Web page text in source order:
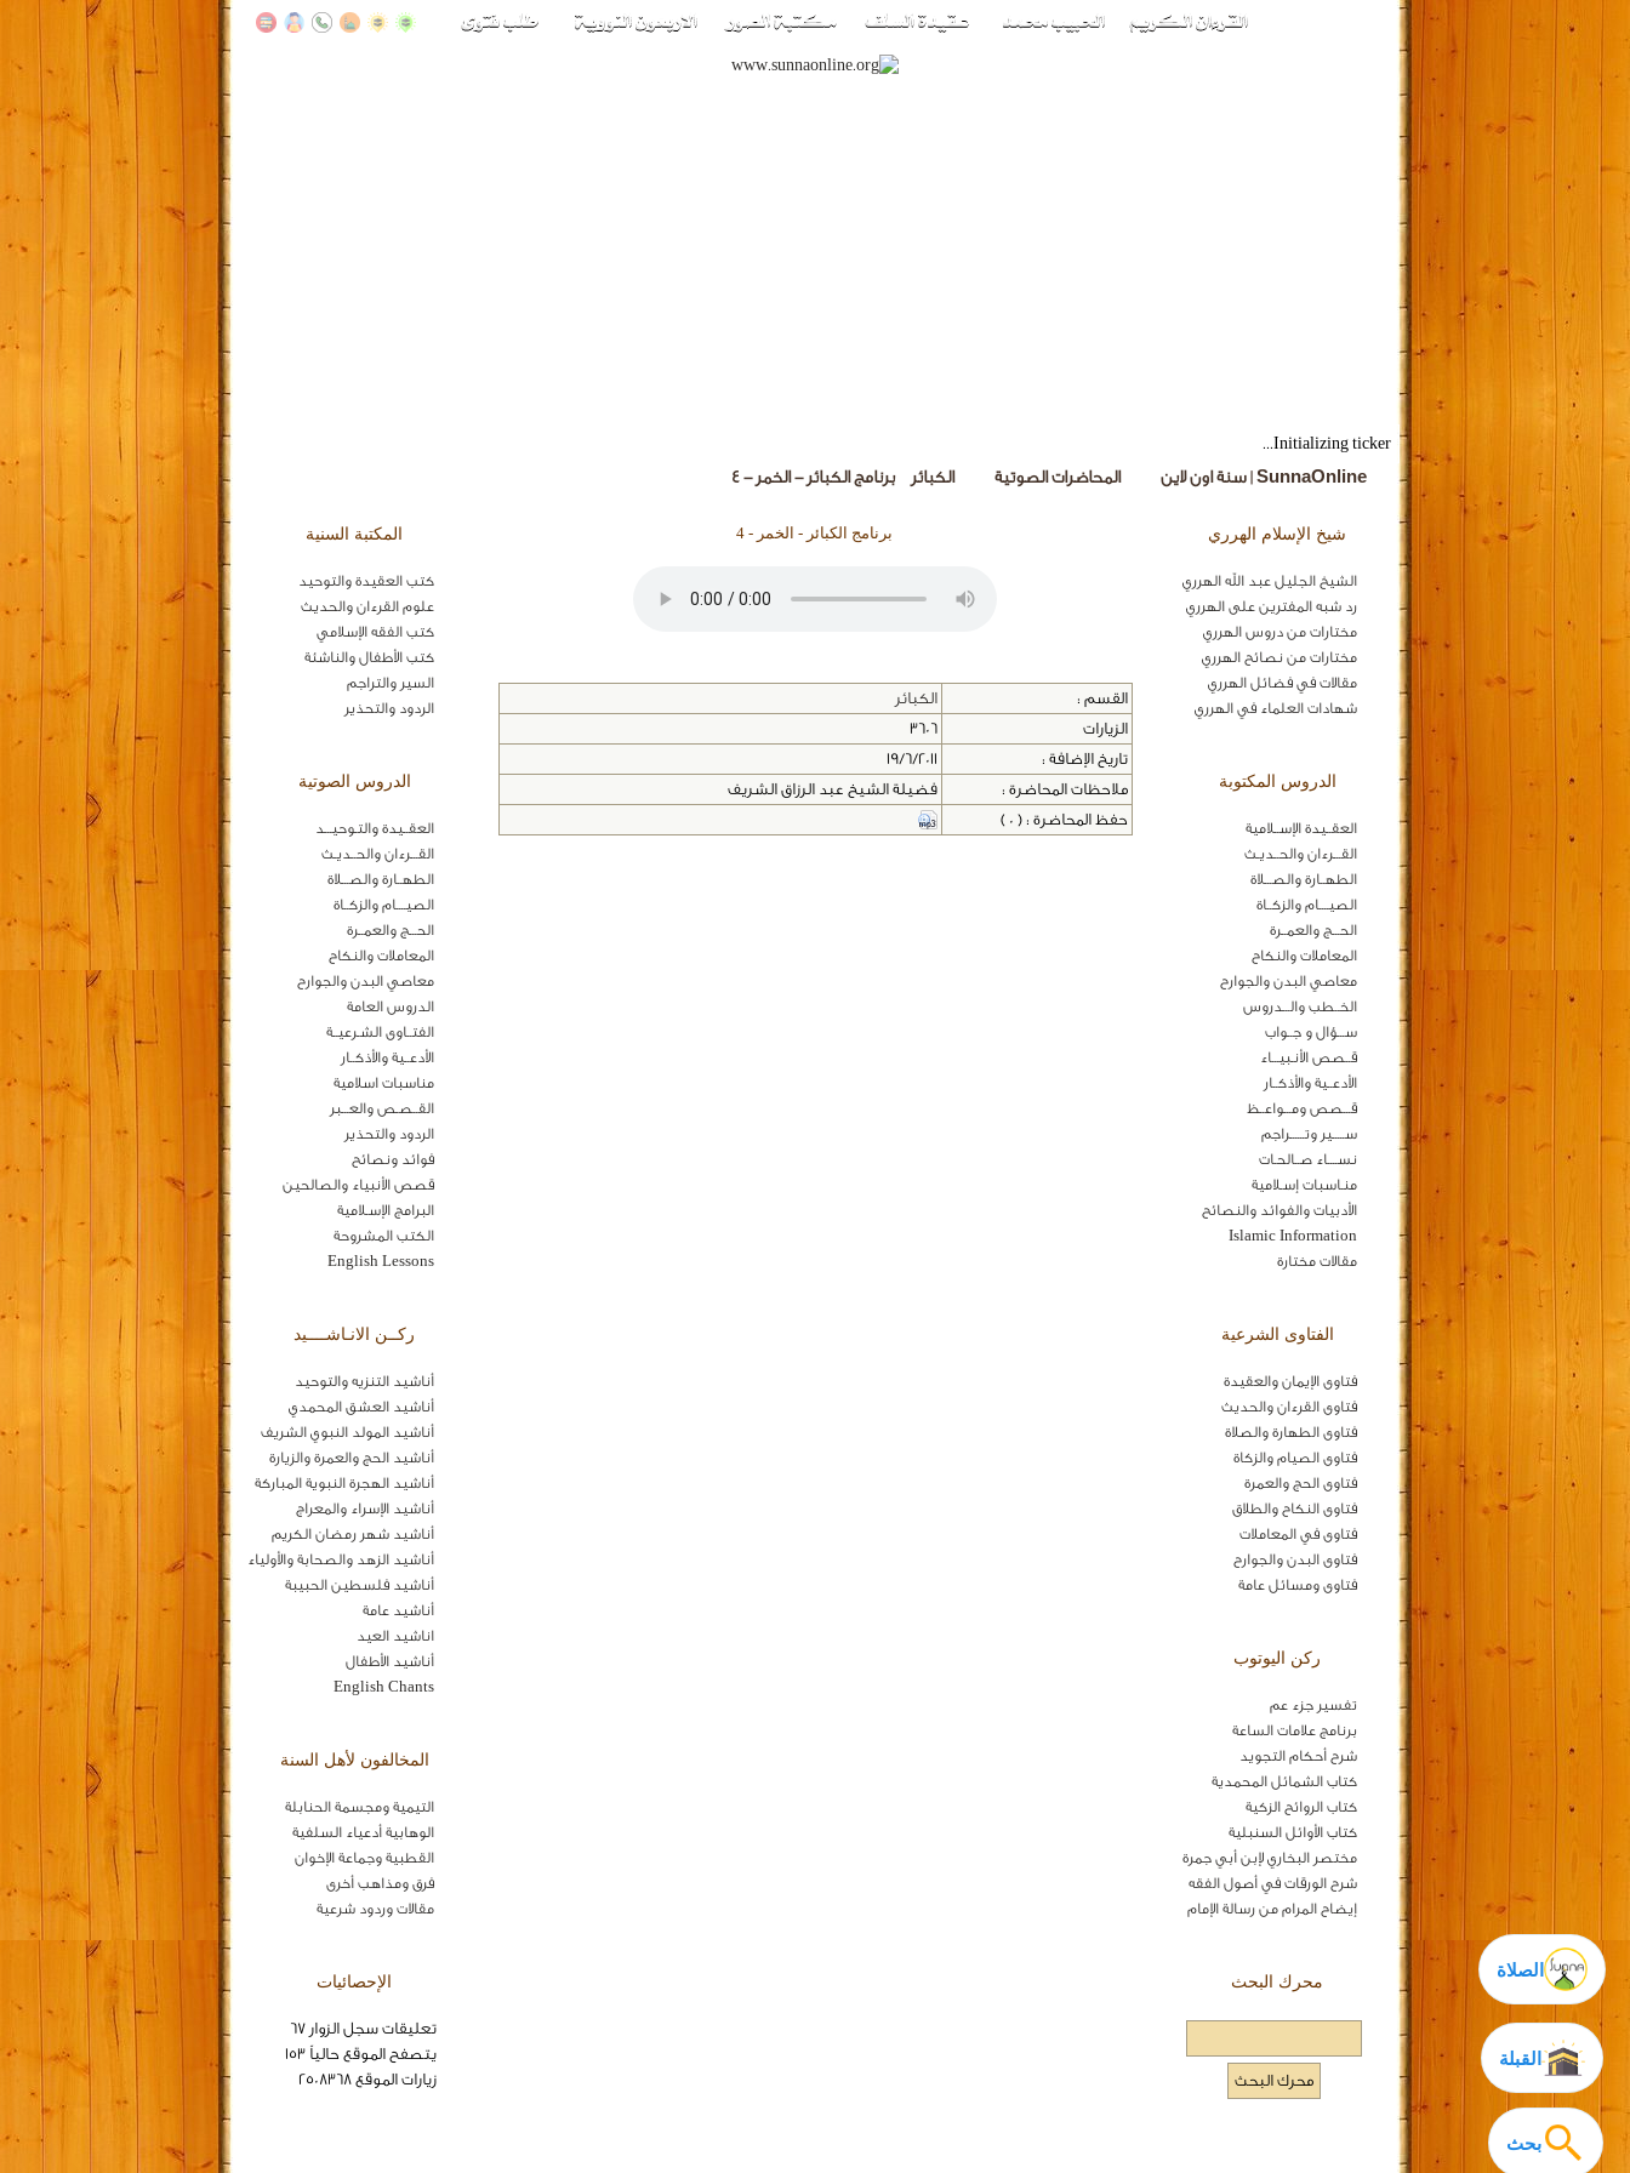
Initializing ticker...
SunnaOnline | سنة اون لاين المحاضرات الصوتية الكبائر برنامج الكبائر - الخمر - 4
بحث
الصلاة
شيخ الإسلام الهرري
الشيخ الجليل عبد الله الهرري
رد شبه المفترين على الهرري
مختارات من دروس الهرري
مختارات من نصائح الهرري
مقالات في فضائل الهرري
شهادات العلماء في الهرري
الدروس المكتوبة
العقــيدة الإســلامية
القـــرءان والحــديـث
الطهــارة والصـــلاة
الصيــــام والزكــاة
الحـــج والعمــرة
المعاملات والنكاح
معاصي البدن والجوارح
الخــطب والـــدروس
ســـؤال و جــواب
قــصص الأنـبيـــاء
الأدعــية والأذكــار
قـــصص ومـــواعــظ
ســـــير وتــــــراجم
نســــاء صــالحـات
منـاسبات إسـلامية
الأدبيات والفوائد والنصائح
Islamic Information
مقالات مختارة
الفتاوى الشرعية
فتاوى الإيمان والعقيدة
فتاوى القرءان والحديث
فتاوى الطهارة والصلاة
فتاوى الصيام والزكاة
فتاوى الحج والعمرة
فتاوى النكاح والطلاق
فتاوى في المعاملات
فتاوى البدن والجوارح
فتاوى ومسائل عامة
ركن اليوتوب
تفسير جزء عم
برنامج علامات الساعة
شرح أحكام التجويد
كتاب الشمائل المحمدية
كتاب الروائح الزكية
كتاب الأوائل السنبلية
مختصر البخاري لإبن أبي جمرة
شرح الورقات في أصول الفقه
إيضاح المرام من رسالة الإمام
محرك البحث
القبلة
المكتبة السنية
كتب العقيدة والتوحيد
علوم القرءان والحديث
كتب الفقه الإسلامي
كتب الأطفال والناشئة
السير والتراجم
الردود والتحذير
الدروس الصوتية
العقــيدة والتـوحيـــد
القـــرءان والحــديـث
الطهــارة والصـــلاة
الصيــــام والزكــاة
الحـــج والعمــرة
المعاملات والنكاح
معاصي البدن والجوارح
الدروس العامة
الفتــاوى الشـرعيــة
الأدعــية والأذكــار
مناسبات اسلامية
القــصـص والعـــبر
الردود والتحذير
فوائد ونصائح
قصص الأنبياء والصالحين
البرامج الإسـلامية
الكتب المشروحة
English Lessons
ركــن الانـاشــــيد
أناشيد التنزيه والتوحيد
أناشيد العشق المحمدي
أناشيد المولد النبوي الشريف
أناشيد الحج والعمرة والزيارة
أناشيد الهجرة النبوية المباركة
أناشيد الإسراء والمعراج
أناشيد شهر رمضان الكريم
أناشيد الزهد والصحابة والأولياء
أناشيد فلسطين الحبيبة
أناشيد عامة
اناشيد العيد
أناشيد الأطفال
English Chants
المخالفون لأهل السنة
التيمية ومجسمة الحنابلة
الوهابية أدعياء السلفية
القطبية وجماعة الإخوان
فرق ومذاهب أخرى
مقالات وردود شرعية
الإحصائيات
تعليقات سجل الزوار 67
يتصفح الموقع حالياً 153
زيارات الموقع 2508368
برنامج الكبائر - الخمر - 4
القسم :
الكبائر
الزيارات
3606
تاريخ الإضافة :
19/6/2011
ملاحظات المحاضرة :
فضيلة الشيخ عبد الرزاق الشريف
حفظ المحاضرة : ( 0 )